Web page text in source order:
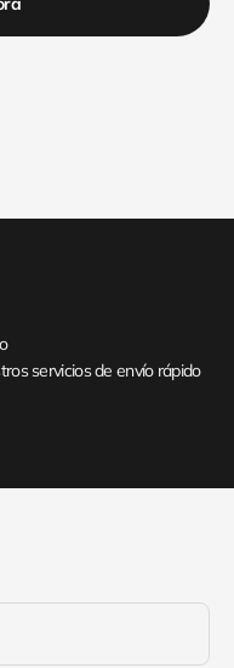
servicios de envío rápido